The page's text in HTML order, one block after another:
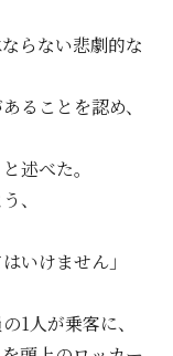
らない悲劇的な
ることを認め、
述べた。
、
いけません」
1人が乗客に、